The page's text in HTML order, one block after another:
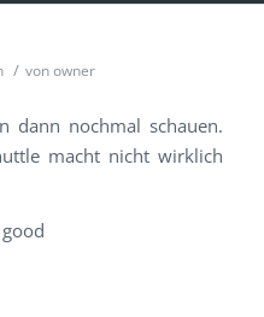
/ vonowner
dann nochmal schauen.
macht nicht wirklich